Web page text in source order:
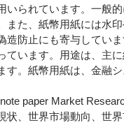
いられています。一般
また、紙幣用紙には水
造防止にも寄与してい
ています。用途は、主
す。紙幣用紙は、金融
paper Market
状、世界市場動向、世